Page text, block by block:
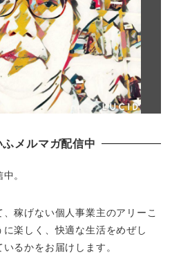
メルマガ配信中
。
、稼げない個人事業主のアリーこ
に楽しく、快適な生活をめぜし
るかをお届けします。